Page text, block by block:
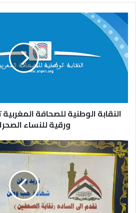
النقابة الوطنية للصحافة
ورقية للنساء